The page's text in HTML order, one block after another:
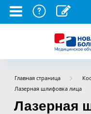
Главная страница
Лазерная шлифовка лица
Лазерная